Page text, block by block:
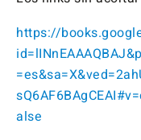
https://
alse